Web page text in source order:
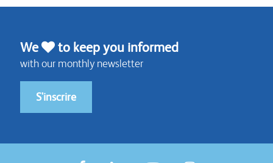
We to keep you informed
with our monthly newsletter
S'inscrire